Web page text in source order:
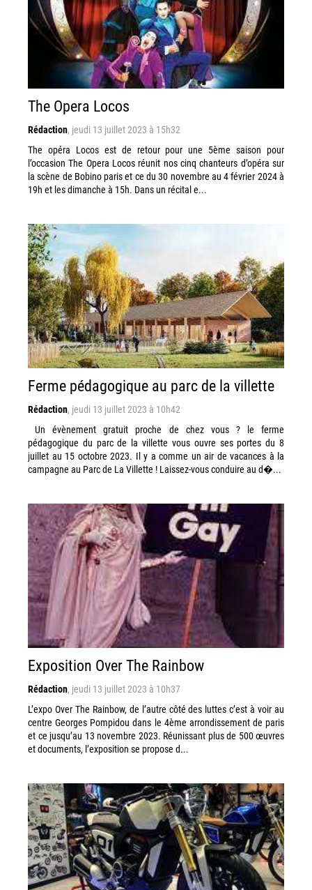
The Opera Locos
Rédaction, jeudi 13 juillet 2023 à 15h32
The opéra Locos est de retour pour une 5ème saison pour
l’occasion The Opera Locos réunit nos cinq chanteurs d’opéra sur
la scène de Bobino paris et ce du 30 novembre au 4 février 2024 à
19h et les dimanche à 15h. Dans un récital e...
Ferme pédagogique au parc de la villette
Rédaction, jeudi 13 juillet 2023 à 10h42
Un évènement gratuit proche de chez vous ? le ferme
pédagogique du parc de la villette vous ouvre ses portes du 8
juillet au 15 octobre 2023. Il y a comme un air de vacances à la
campagne au Parc de La Villette ! Laissez-vous conduire au d�...
Exposition Over The Rainbow
Rédaction, jeudi 13 juillet 2023 à 10h37
L’expo Over The Rainbow, de l’autre côté des luttes c’est à voir au
centre Georges Pompidou dans le 4ème arrondissement de paris
et ce jusqu’au 13 novembre 2023. Réunissant plus de 500 œuvres
et documents, l’exposition se propose d...